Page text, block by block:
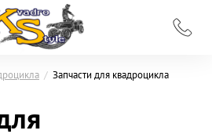
/ Запчасти для квадроцикла